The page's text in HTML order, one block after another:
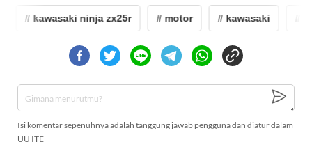
# kawasaki ninja zx25r # motor # kawasaki #
Isi komentar sepenuhnya adalah tanggung jawab pengguna dan diatur dalam
UU ITE